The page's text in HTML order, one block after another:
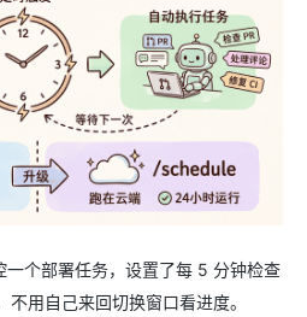
一个部署任务，设置了每 5 分钟检查
用自己来回切换窗口看进度。